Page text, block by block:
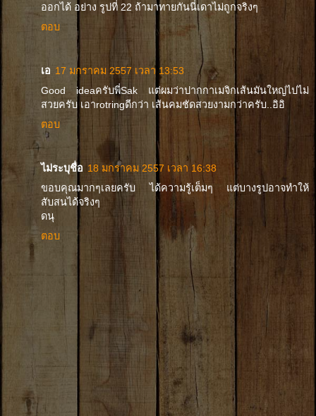
ออกได้ อย่าง รูปที่ 22 ถ้ามาทายกันนี่เดาไม่ถูกจริงๆ
ตอบ
เอ 17 มกราคม 2557 เวลา 13:53
Good ideaครับพี่Sak แต่ผมว่าปากกาเมจิกเส้นมันใหญ่ไปไม่
สวยครับ เอาrotringดีกว่า เส้นคมชัดสวยงามกว่าครับ..อิอิ
ตอบ
ไม่ระบุชื่อ 18 มกราคม 2557 เวลา 16:38
ขอบคุณมากๆเลยครับ ได้ความรู้เต็มๆ แต่บางรูปอาจทำให้
สับสนได้จริงๆ
ดนุ
ตอบ